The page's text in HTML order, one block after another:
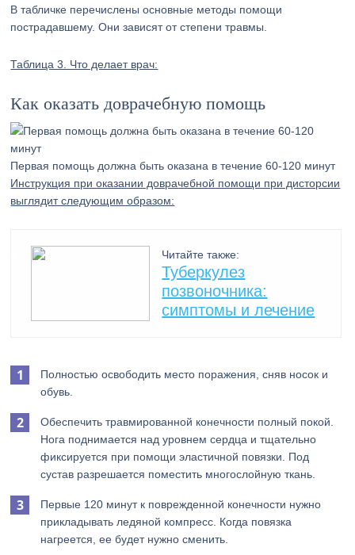
В табличке перечислены основные методы помощи
пострадавшему. Они зависят от степени травмы.
Таблица 3. Что делает врач:
Как оказать доврачебную помощь
Первая помощь должна быть оказана в течение 60-120 минут
Инструкция при оказании доврачебной помощи при дисторсии
выглядит следующим образом:
Читайте также:
Туберкулез
позвоночника:
симптомы и лечение
Полностью освободить место поражения, сняв носок и
обувь.
Обеспечить травмированной конечности полный покой.
Нога поднимается над уровнем сердца и тщательно
фиксируется при помощи эластичной повязки. Под
сустав разрешается поместить многослойную ткань.
Первые 120 минут к поврежденной конечности нужно
прикладывать ледяной компресс. Когда повязка
нагреется, ее будет нужно сменить.